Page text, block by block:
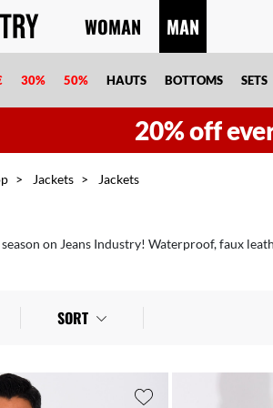
20% off
WOMAN MAN
30% 50% HAUTS BOTTOMS SETS
Jackets Jackets
on Jeans Industry! Waterproof, faux
SORT